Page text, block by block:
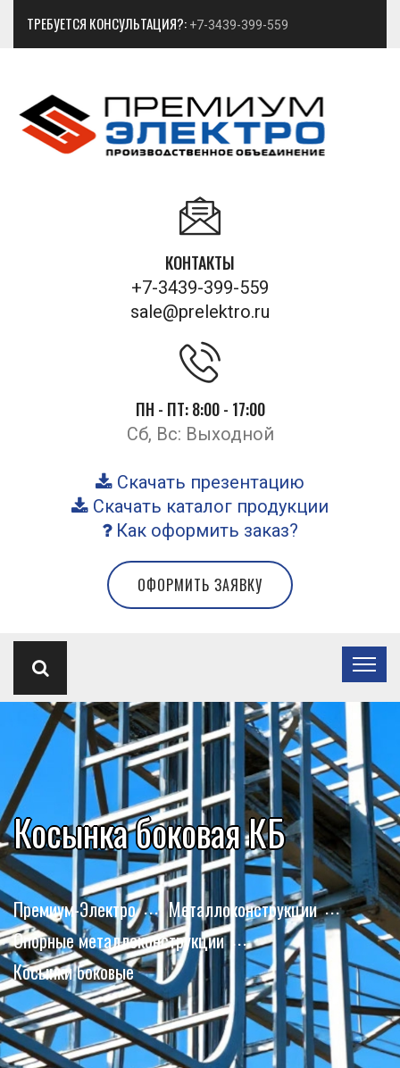
ТРЕБУЕТСЯ КОНСУЛЬТАЦИЯ?: +7-3439-399-559
КОНТАКТЫ
+7-3439-399-559
sale@prelektro.ru
ПН - ПТ: 8:00 - 17:00
Сб, Вс: Выходной
Скачать презентацию
Скачать каталог продукции
Как оформить заказ?
ОФОРМИТЬ ЗАЯВКУ
Косынка боковая КБ
Премиум-Электро
Металлоконструкции
Опорные металлоконструкции
Косынки боковые